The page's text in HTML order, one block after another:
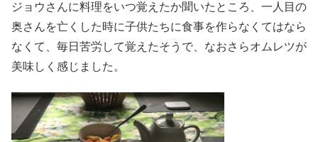
ジョウさんに料理をいつ覚えたか聞いたところ、一人目の
奥さんを亡くした時に子供たちに食事を作らなくてはなら
なくて、毎日苦労して覚えたそうで、なおさらオムレツが
美味しく感じました。